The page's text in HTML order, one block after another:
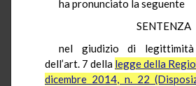
ha pronunciato la seguente
SENTENZA
nel giudizio di legittimità
dell’art. 7 della legge della
dicembre 2014, n. 22